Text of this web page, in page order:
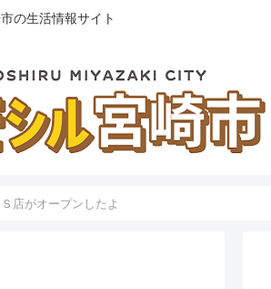
の生活情報サイト
店がオープンしたよ